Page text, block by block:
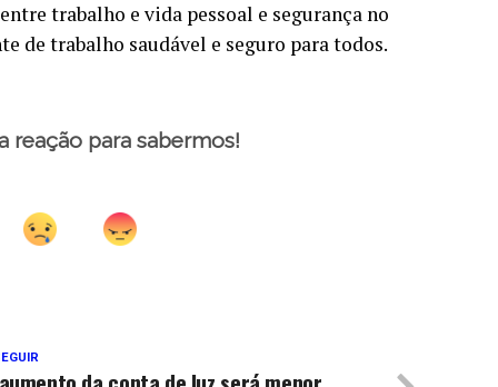
trabalho e vida pessoal e segurança no
de trabalho saudável e seguro para todos.
reação para sabermos!